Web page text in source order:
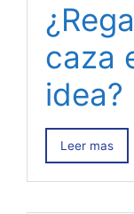
caza
idea?
Leer mas